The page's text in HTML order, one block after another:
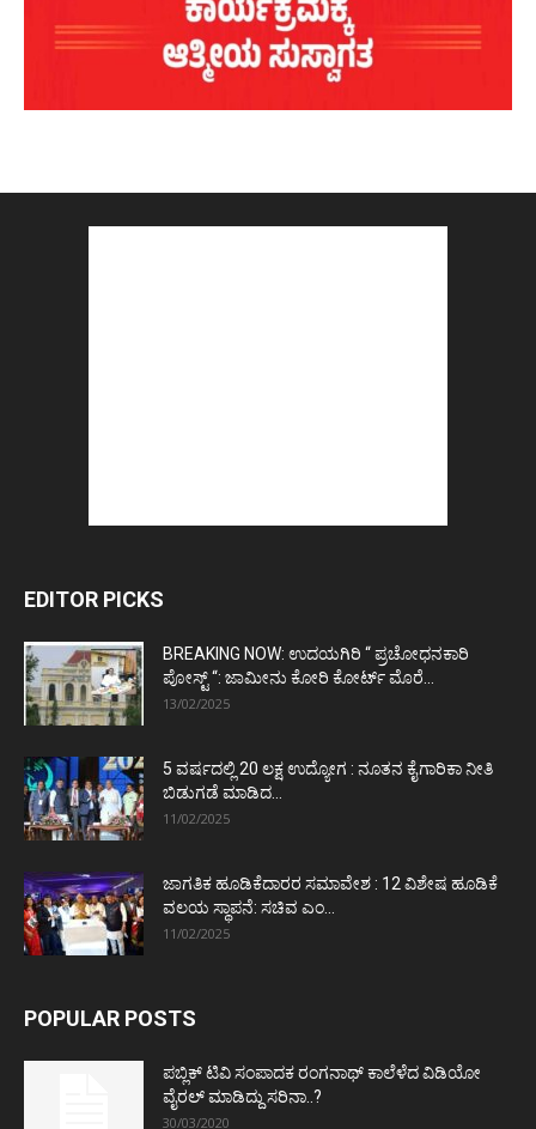
EDITOR PICKS
BREAKING NOW: ಉದಯಗಿರಿ “ ಪ್ರಚೋಧನಕಾರಿ
ಪೋಸ್ಟ್‌ “: ಜಾಮೀನು ಕೋರಿ ಕೋರ್ಟ್‌ ಮೊರೆ...
13/02/2025
5 ವರ್ಷದಲ್ಲಿ 20 ಲಕ್ಷ ಉದ್ಯೋಗ : ನೂತನ ಕೈಗಾರಿಕಾ ನೀತಿ
ಬಿಡುಗಡೆ ಮಾಡಿದ...
11/02/2025
ಜಾಗತಿಕ ಹೂಡಿಕೆದಾರರ ಸಮಾವೇಶ : 12 ವಿಶೇಷ ಹೂಡಿಕೆ
ವಲಯ ಸ್ಥಾಪನೆ: ಸಚಿವ ಎಂ...
11/02/2025
POPULAR POSTS
ಪಬ್ಲಿಕ್ ಟಿವಿ ಸಂಪಾದಕ ರಂಗನಾಥ್ ಕಾಲೆಳೆದ ವಿಡಿಯೋ
ವೈರಲ್ ಮಾಡಿದ್ದು ಸರಿನಾ..?
30/03/2020